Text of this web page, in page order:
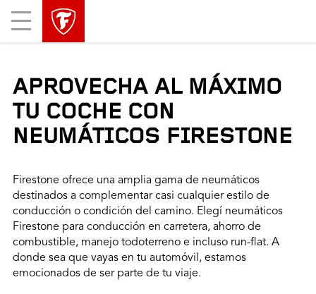
Mobile
Menu
APROVECHA AL MÁXIMO
TU COCHE CON
NEUMÁTICOS FIRESTONE
Firestone ofrece una amplia gama de neumáticos
destinados a complementar casi cualquier estilo de
conducción o condición del camino. Elegí neumáticos
Firestone para conducción en carretera, ahorro de
combustible, manejo todoterreno e incluso run-flat. A
donde sea que vayas en tu automóvil, estamos
emocionados de ser parte de tu viaje.